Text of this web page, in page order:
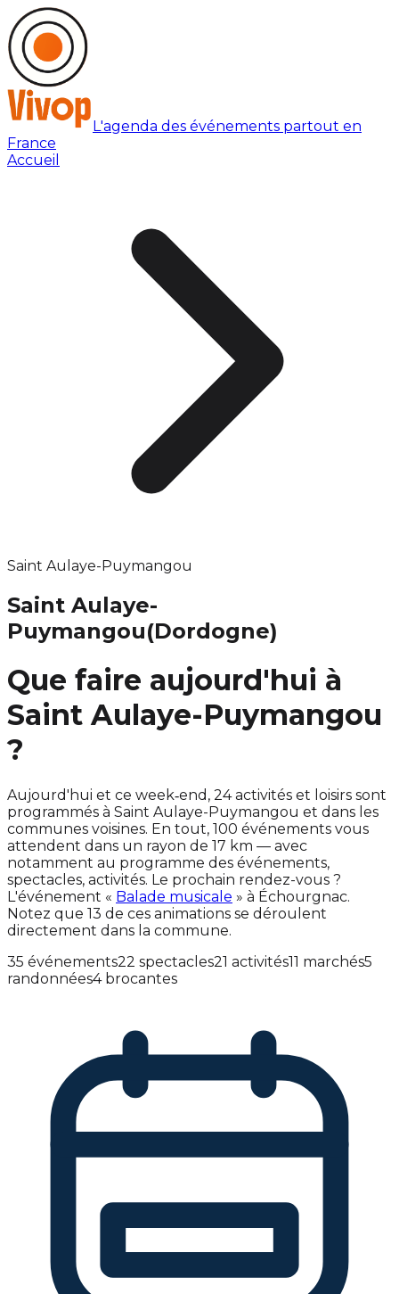
L'agenda des événements partout en
France
Accueil
Saint Aulaye-Puymangou
Saint Aulaye-
Puymangou(Dordogne)
Que faire aujourd'hui à
Saint Aulaye-Puymangou
?
Aujourd'hui et ce week‑end, 24 activités et loisirs sont
programmés à Saint Aulaye-Puymangou et dans les
communes voisines. En tout, 100 événements vous
attendent dans un rayon de 17 km — avec
notamment au programme des événements,
spectacles, activités. Le prochain rendez-vous ?
L'événement « Balade musicale » à Échourgnac.
Notez que 13 de ces animations se déroulent
directement dans la commune.
35 événements22 spectacles21 activités11 marchés5
randonnées4 brocantes